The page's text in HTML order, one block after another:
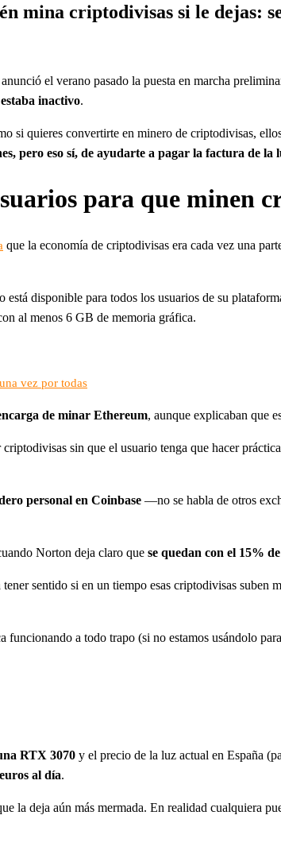
mina criptodivisas si le dejas:
el verano pasado la puesta en marcha
inactivo.
si quieres convertirte en minero de criptodivisas,
pero eso sí, de ayudarte a pagar la factura de la
para que minen
que la economía de criptodivisas era cada vez una
disponible para todos los usuarios de su
al menos 6 GB de memoria gráfica.
vez por todas
de minar Ethereum, aunque explicaban que
sin que el usuario tenga que hacer
personal en Coinbase —no se habla de otros
Norton deja claro que se quedan con el 15%
sentido si en un tiempo esas criptodivisas
a todo trapo (si no estamos usándolo
RTX 3070 y el precio de la luz actual en España
al día.
la deja aún más mermada. En realidad cualquiera